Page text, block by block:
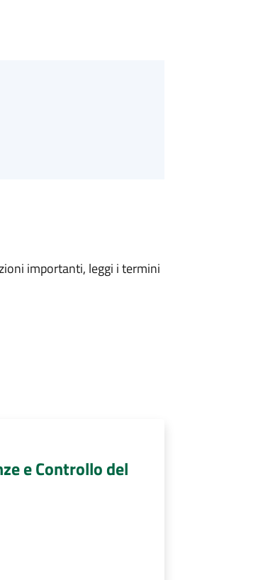
importanti, leggi i termini
e Controllo del